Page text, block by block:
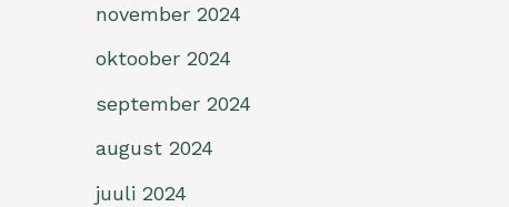
november 2024
oktoober 2024
september 2024
august 2024
juuli 2024